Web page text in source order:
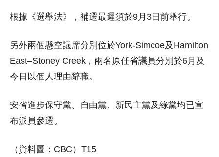
根據《選舉法》，補選最遲須於9月3日前舉行。
另外兩個懸空議席分別位於York-Simcoe及Hamilton
East–Stoney Creek，兩名原任省議員分別於6月及
今日以個人理由辭職。
安省進步保守黨、自由黨、新民主黨及綠黨均已宣
布派員參選。
（資料圖：CBC）T15